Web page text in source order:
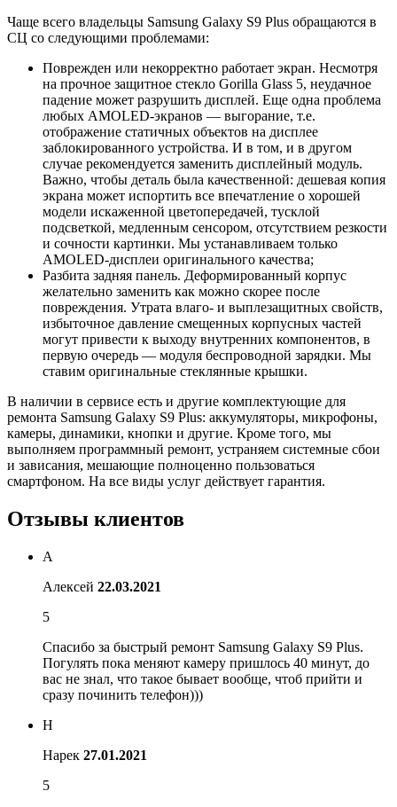
Чаще всего владельцы Samsung Galaxy S9 Plus обращаются в
СЦ со следующими проблемами:
Поврежден или некорректно работает экран. Несмотря
на прочное защитное стекло Gorilla Glass 5, неудачное
падение может разрушить дисплей. Еще одна проблема
любых AMOLED-экранов — выгорание, т.е.
отображение статичных объектов на дисплее
заблокированного устройства. И в том, и в другом
случае рекомендуется заменить дисплейный модуль.
Важно, чтобы деталь была качественной: дешевая копия
экрана может испортить все впечатление о хорошей
модели искаженной цветопередачей, тусклой
подсветкой, медленным сенсором, отсутствием резкости
и сочности картинки. Мы устанавливаем только
AMOLED-дисплеи оригинального качества;
Разбита задняя панель. Деформированный корпус
желательно заменить как можно скорее после
повреждения. Утрата влаго- и выплезащитных свойств,
избыточное давление смещенных корпусных частей
могут привести к выходу внутренних компонентов, в
первую очередь — модуля беспроводной зарядки. Мы
ставим оригинальные стеклянные крышки.
В наличии в сервисе есть и другие комплектующие для
ремонта Samsung Galaxy S9 Plus: аккумуляторы, микрофоны,
камеры, динамики, кнопки и другие. Кроме того, мы
выполняем программный ремонт, устраняем системные сбои
и зависания, мешающие полноценно пользоваться
смартфоном. На все виды услуг действует гарантия.
Отзывы клиентов
А
Алексей 22.03.2021
5
Спасибо за быстрый ремонт Samsung Galaxy S9 Plus.
Погулять пока меняют камеру пришлось 40 минут, до
вас не знал, что такое бывает вообще, чтоб прийти и
сразу починить телефон)))
Н
Нарек 27.01.2021
5